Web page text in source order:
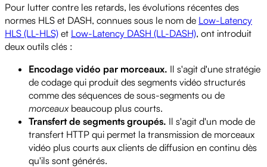
Pour lutter contre les retards, les évolutions récentes des
normes HLS et DASH, connues sous le nom de Low-Latency
HLS (LL-HLS) et Low-Latency DASH (LL-DASH), ont introduit
deux outils clés :
Encodage vidéo par morceaux. Il s'agit d'une stratégie
de codage qui produit des segments vidéo structurés
comme des séquences de sous-segments ou de
morceauxbeaucoup plus courts.
Transfert de segments groupés. Il s'agit d'un mode de
transfert HTTP qui permet la transmission de morceaux
vidéo plus courts aux clients de diffusion en continu dès
qu'ils sont générés.